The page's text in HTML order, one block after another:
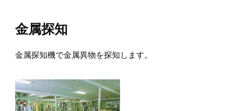
金属探知
金属探知機で金属異物を探知します。